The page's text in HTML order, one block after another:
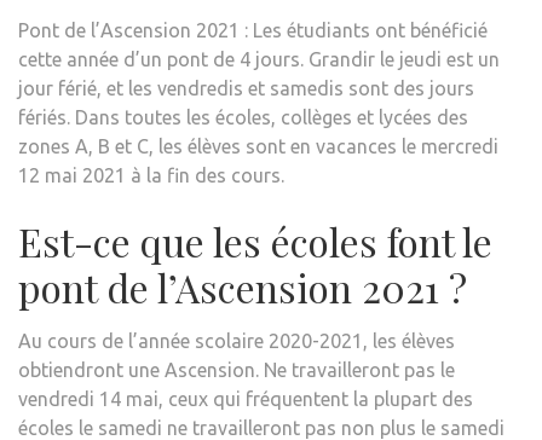
Pont de l’Ascension 2021 : Les étudiants ont bénéficié
cette année d’un pont de 4 jours. Grandir le jeudi est un
jour férié, et les vendredis et samedis sont des jours
fériés. Dans toutes les écoles, collèges et lycées des
zones A, B et C, les élèves sont en vacances le mercredi
12 mai 2021 à la fin des cours.
Est-ce que les écoles font le
pont de l’Ascension 2021 ?
Au cours de l’année scolaire 2020-2021, les élèves
obtiendront une Ascension. Ne travailleront pas le
vendredi 14 mai, ceux qui fréquentent la plupart des
écoles le samedi ne travailleront pas non plus le samedi